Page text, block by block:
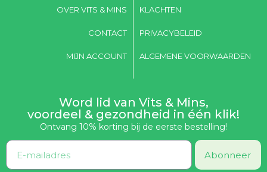
OVER VITS & MINS
CONTACT
MIJN ACCOUNT
KLACHTEN
PRIVACYBELEID
ALGEMENE VOORWAARDEN
Word lid van Vits & Mins,
voordeel & gezondheid in één klik!
Ontvang 10% korting bij de eerste bestelling!
Abonneer